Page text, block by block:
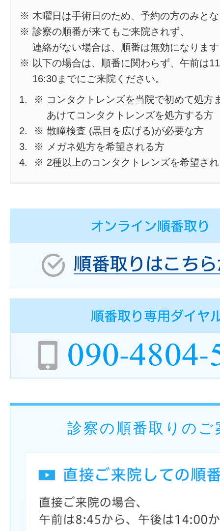
※ 木曜日は手術日のため、予約の方のみと
※ 診察の順番が来てもご来院されず、
連絡がない場合は、順番は無効になりま
※ 以下の場合は、順番に関わらず、午前は
16:30までにご来院ください。
※ コンタクトレンズを当院で初めて処方
あけてコンタクトレンズを処方する方
※ 散瞳検査 (黒目を広げる)が必要な方
※ メガネ処方を希望される方
※ 2種以上のコンタクトレンズを希望さ
診察の順番取りのご